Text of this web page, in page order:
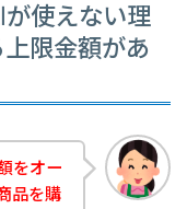
使えない理
限金額があ
をオー
品を購